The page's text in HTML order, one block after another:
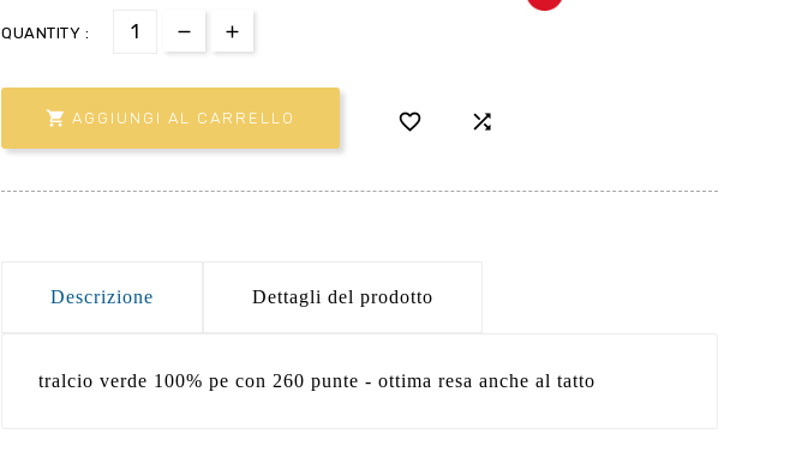
QUANTITY :
 AGGIUNGI AL CARRELLO  
Descrizione Dettagli del prodotto
tralcio verde 100% pe con 260 punte - ottima resa anche al tatto